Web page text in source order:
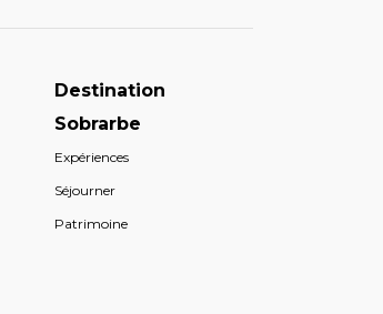
Destination
Sobrarbe
Expériences
Séjourner
Patrimoine